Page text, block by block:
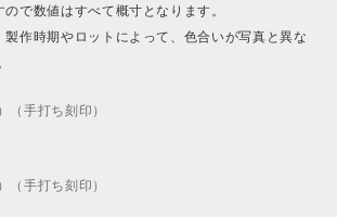
で数値はすべて概寸となります。
作時期やロットによって、色合いが写真と異な
（手打ち刻印）
（手打ち刻印）